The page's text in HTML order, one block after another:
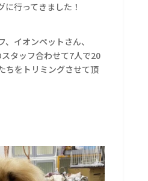
に行ってきました！
イオンペットさん、
スタッフ合わせて7人で20
ちをトリミングさせて頂